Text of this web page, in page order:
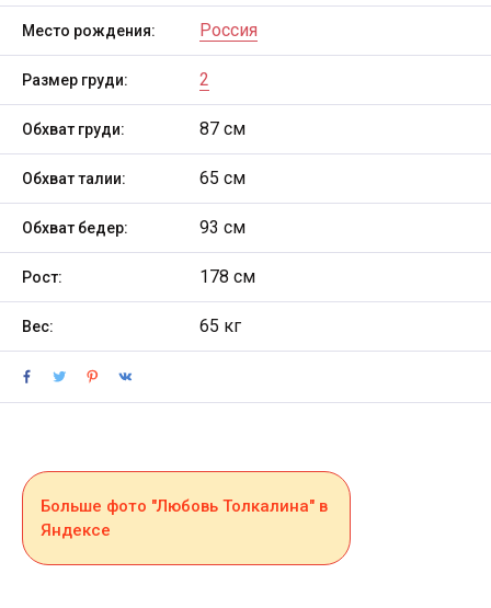
Место рождения: Россия
Размер груди: 2
Обхват груди: 87 см
Обхват талии: 65 см
Обхват бедер: 93 см
Рост: 178 см
Вес: 65 кг
Больше фото "Любовь Толкалина" в
Яндексе